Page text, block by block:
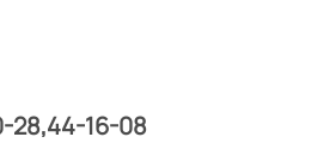
28 44-16-08